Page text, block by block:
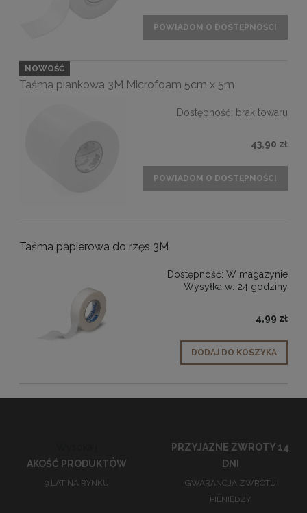
POWIADOM O DOSTĘPNOŚCI
Taśma piankowa 3M Microfoam 5cm x 5m
Dostępność: brak towaru
43,90 zł
POWIADOM O DOSTĘPNOŚCI
NOWOŚĆ
Taśma papierowa do rzęs 3M
Dostępność: W magazynie
Wysyłka w: 24 godziny
4,99 zł
DODAJ DO KOSZYKA
AKOŚĆ PRODUKTÓW
9 LAT NA RYNKU
PRZYJAZNE ZWROTY 14
DNI
GWARANCJA ZWROTU
PIENIĘDZY